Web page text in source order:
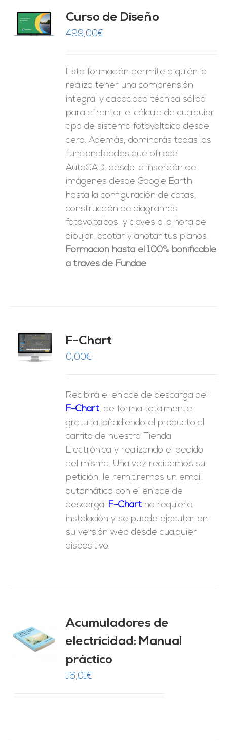
Curso de Diseño
499,00€
Esta formación permite a quién la
realiza tener una comprensión
integral y capacidad técnica sólida
para afrontar el cálculo de cualquier
tipo de sistema fotovoltaico desde
cero. Además, dominarás todas las
funcionalidades que ofrece
AutoCAD: desde la inserción de
imágenes desde Google Earth
hasta la configuración de cotas,
construcción de diagramas
fotovoltaicos, y claves a la hora de
dibujar, acotar y anotar tus planos.
Formación hasta el 100% bonificable
a través de Fundae
F-Chart
0,00€
Recibirá el enlace de descarga del
F-Chart, de forma totalmente
gratuita, añadiendo el producto al
carrito de nuestra Tienda
Electrónica y realizando el pedido
del mismo. Una vez recibamos su
petición, le remitiremos un email
automático con el enlace de
descarga. F-Chart no requiere
instalación y se puede ejecutar en
su versión web desde cualquier
dispositivo.
Acumuladores de
electricidad: Manual
práctico
16,01€